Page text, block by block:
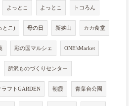
よっとこ よっとこ トコろん
とこ) 母の日 新狭山 カカ食堂
彩の国マルシェ ONE'sMarket
所沢ものづくりセンター
ラフトGARDEN 朝霞 青葉台公園